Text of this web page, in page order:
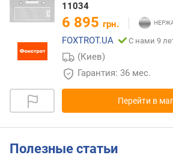
11034
6 895 грн.
FOXTROT.UA
С нами 9
(Киев)
Гарантия: 36 мес.
Перейти в
Полезные статьи